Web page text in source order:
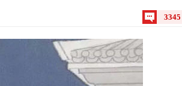
3345